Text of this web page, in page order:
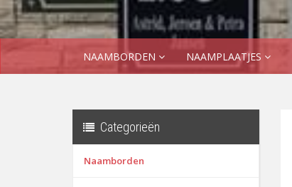
NAAMBORDEN NAAMPLAATJES
Categorieën
Naamborden